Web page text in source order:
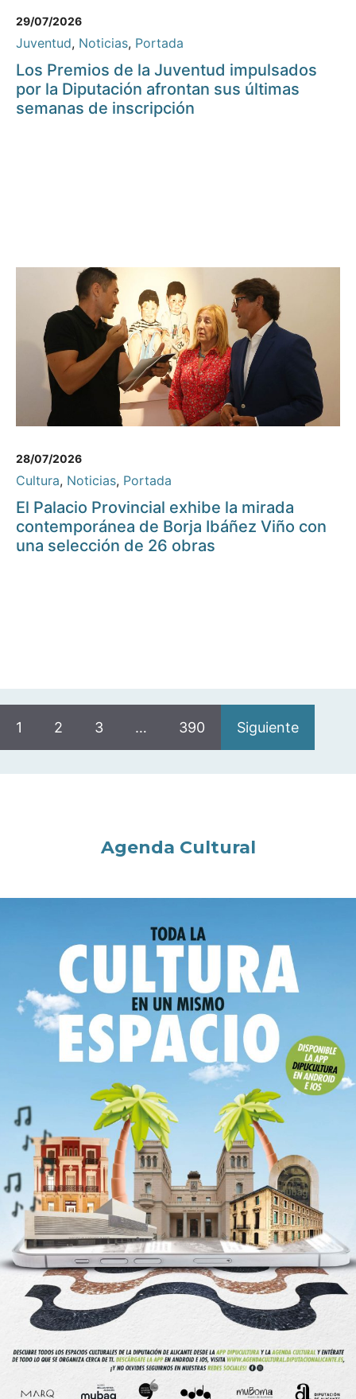
29/07/2026
Juventud, Noticias, Portada
Los Premios de la Juventud impulsados
por la Diputación afrontan sus últimas
semanas de inscripción
28/07/2026
Cultura, Noticias, Portada
El Palacio Provincial exhibe la mirada
contemporánea de Borja Ibáñez Viño con
una selección de 26 obras
1 2 3 … 390 Siguiente
Agenda Cultural